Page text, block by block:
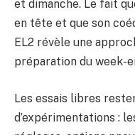
et dimanche. Le fait
en tête et que son
EL2 révèle une
préparation du week-
Les essais libres
d’expérimentations :